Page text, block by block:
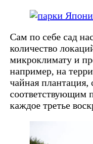
Сам по себе сад
количество
микроклимату и
например, на
чайная плантация,
соответствующим
каждое третье